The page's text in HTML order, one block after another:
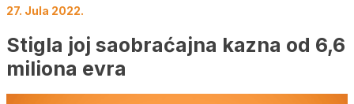
27. Jula 2022.
Stigla joj saobraćajna kazna od 6,6
miliona evra